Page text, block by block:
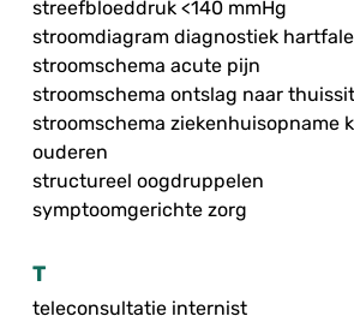
streefbloeddruk <140 mmHg
stroomdiagram diagnostiek
stroomschema acute pijn
stroomschema ontslag naar
stroomschema ziekenhuisopname
ouderen
structureel oogdruppelen
symptoomgerichte zorg
T
teleconsultatie internist